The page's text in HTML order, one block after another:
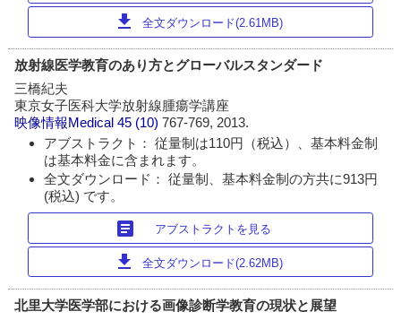
download 全文ダウンロード(2.61MB)
放射線医学教育のあり方とグローバルスタンダード
三橋紀夫
東京女子医科大学放射線腫瘍学講座
映像情報Medical 45 (10)767-769, 2013.
アブストラクト： 従量制は110円（税込）、基本料金制
は基本料金に含まれます。
全文ダウンロード： 従量制、基本料金制の方共に913円
(税込) です。
article アブストラクトを見る
download 全文ダウンロード(2.62MB)
北里大学医学部における画像診断学教育の現状と展望